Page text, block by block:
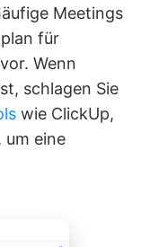
Meetings
für
Wenn
schlagen Sie
wie ClickUp,
um eine